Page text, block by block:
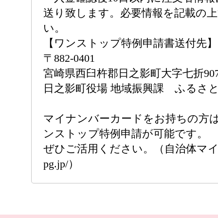
送り致します。必要情報を記載の
い。
【ワンストップ特例申請書送付先】
〒882-0401
宮崎県西臼杵郡日之影町大字七折
日之影町役場 地域振興課 ふるさ
マイナンバーカードをお持ちの方
ンストップ特例申請が可能です。
ぜひご活用ください。（自治体マ
pg.jp/）